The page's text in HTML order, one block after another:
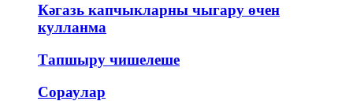
Кәгазь капчыкларны чыгару өчен
кулланма
Тапшыру чишелеше
Сораулар